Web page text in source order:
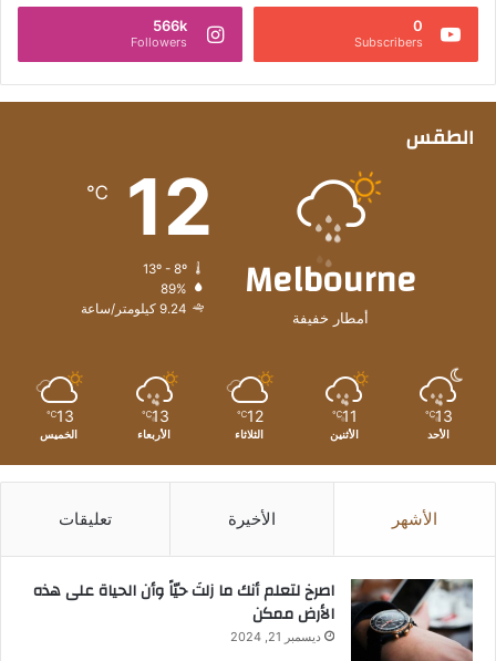
0
Subscribers
566k
Followers
الطقس
Melbourne
أمطار خفيفة
12
℃
13º - 8º
89%
9.24 كيلومتر/ساعة
13
℃
الأحد
11
℃
الأثنين
12
℃
الثلاثاء
13
℃
الأربعاء
13
℃
الخميس
الأشهر الأخيرة تعليقات
‫اصرخ لتعلم أنك ما زلتَ حيّاً وأن الحياة على هذه
الأرض ممكن
ديسمبر 21, 2024